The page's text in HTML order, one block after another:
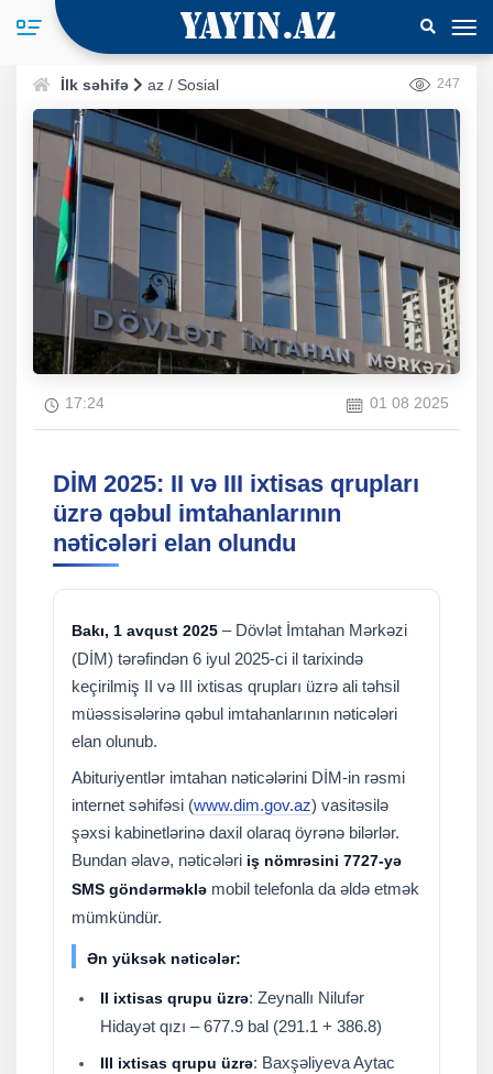
İlk səhifə az / Sosial 247
17:24 01 08 2025
DİM 2025: II və III ixtisas qrupları
üzrə qəbul imtahanlarının
nəticələri elan olundu
Bakı, 1 avqust 2025 – Dövlət İmtahan Mərkəzi
(DİM) tərəfindən 6 iyul 2025-ci il tarixində
keçirilmiş II və III ixtisas qrupları üzrə ali təhsil
müəssisələrinə qəbul imtahanlarının nəticələri
elan olunub.
Abituriyentlər imtahan nəticələrini DİM-in rəsmi
internet səhifəsi (www.dim.gov.az) vasitəsilə
şəxsi kabinetlərinə daxil olaraq öyrənə bilərlər.
Bundan əlavə, nəticələri iş nömrəsini 7727-yə
SMS göndərməklə mobil telefonla da əldə etmək
mümkündür.
Ən yüksək nəticələr:
II ixtisas qrupu üzrə: Zeynallı Nilufər
Hidayət qızı – 677.9 bal (291.1 + 386.8)
III ixtisas qrupu üzrə: Baxşəliyeva Aytac